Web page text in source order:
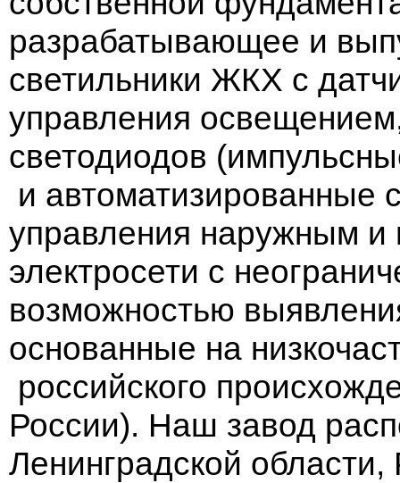
разрабатывающее и
светильники ЖКХ с
управления
светодиодов
и автоматизированные
управления наружным
электросети с
возможностью
основанные на
российского
России). Наш завод
Ленинградской